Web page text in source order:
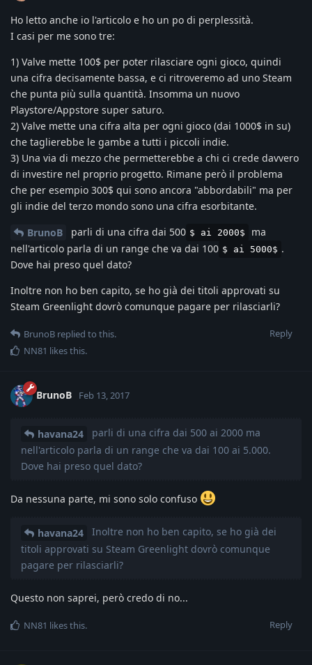
Ho letto anche io l'articolo e ho un po di perplessità.
I casi per me sono tre:
1) Valve mette 100$ per poter rilasciare ogni gioco, quindi
una cifra decisamente bassa, e ci ritroveremo ad uno Steam
che punta più sulla quantità. Insomma un nuovo
Playstore/Appstore super saturo.
2) Valve mette una cifra alta per ogni gioco (dai 1000$ in su)
che taglierebbe le gambe a tutti i piccoli indie.
3) Una via di mezzo che permetterebbe a chi ci crede davvero
di investire nel proprio progetto. Rimane però il problema
che per esempio 300$ qui sono ancora "abbordabili" ma per
gli indie del terzo mondo sono una cifra esorbitante.
BrunoB parli di una cifra dai 500 $ ai 2000$
ma
nell'articolo parla di un range che va dai 100 $ ai 5000$ .
Dove hai preso quel dato?
Inoltre non ho ben capito, se ho già dei titoli approvati su
Steam Greenlight dovrò comunque pagare per rilasciarli?
Reply
BrunoB replied to this.
NN81 likes this.
BrunoB Feb 13, 2017
havana24
parli di una cifra dai 500 ai 2000 ma
nell'articolo parla di un range che va dai 100 ai 5.000.
Dove hai preso quel dato?
Da nessuna parte, mi sono solo confuso
havana24
Inoltre non ho ben capito, se ho già dei
titoli approvati su Steam Greenlight dovrò comunque
pagare per rilasciarli?
Questo non saprei, però credo di no...
Reply
NN81 likes this.